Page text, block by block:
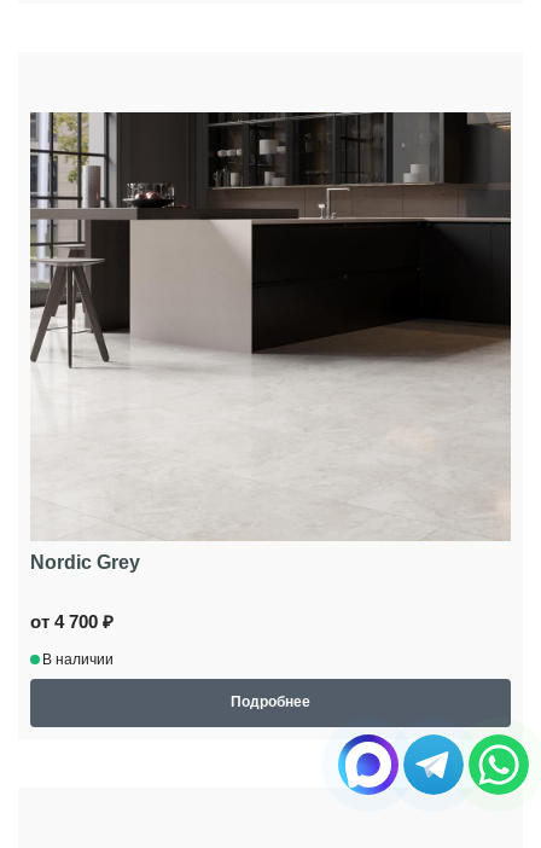
Nordic Grey
от 4 700 ₽
В наличии
Подробнее